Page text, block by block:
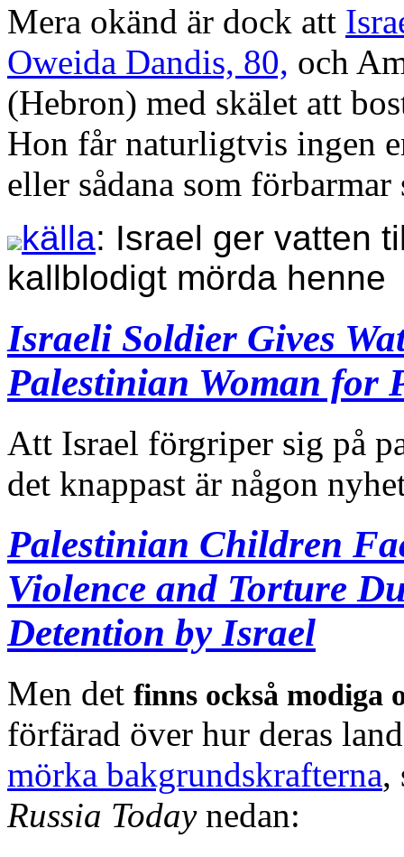
Mera okänd är dock att
Oweida Dandis, 80, och
(Hebron) med skälet att
Hon får naturligtvis ingen
eller sådana som
källa: Israel ger vatten
kallblodigt mörda henne
Israeli Soldier Gives
Palestinian Woman for
Att Israel förgriper sig på
det knappast är någon
Palestinian Children
Violence and Torture
Detention by Israel
Men det finns också modiga
förfärad över hur deras
mörka bakgrundskrafterna,
Russia Todaynedan: